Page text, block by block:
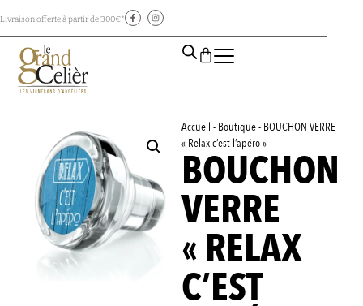
Livraison offerte à partir de 300€*
Accueil - Boutique- BOUCHON VERRE
« Relax c’est l’apéro »
BOUCHON
VERRE
« RELAX
C’EST